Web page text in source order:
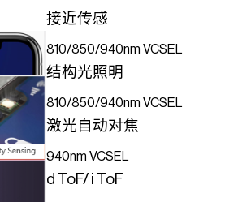
接近传感
810/850/940nm VCSEL
结构光照明
810/850/940nm VCSEL
激光自动对焦
940nm VCSEL
d ToF/ i ToF